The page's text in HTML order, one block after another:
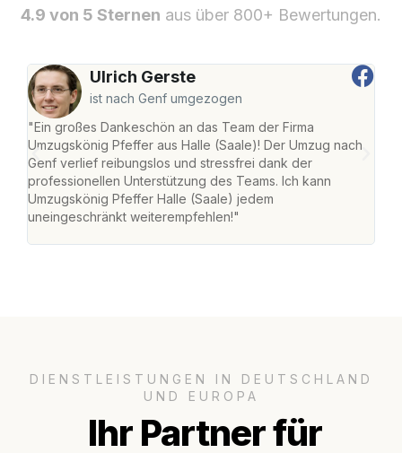
4.9 von 5 Sternen aus über 800+ Bewertungen.
Ulrich Gerste
ist nach Genf umgezogen
"Ein großes Dankeschön an das Team der Firma
Umzugskönig Pfeffer aus Halle (Saale)! Der Umzug nach
Genf verlief reibungslos und stressfrei dank der
professionellen Unterstützung des Teams. Ich kann
Umzugskönig Pfeffer Halle (Saale) jedem
uneingeschränkt weiterempfehlen!"
DIENSTLEISTUNGEN IN DEUTSCHLAND
UND EUROPA
Ihr Partner für